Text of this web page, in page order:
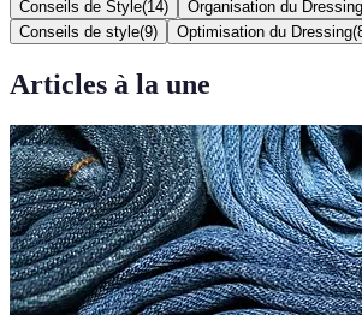
Conseils de Style(14) Organisation du Dressing
Conseils de style(9) Optimisation du Dressing(
Articles à la une